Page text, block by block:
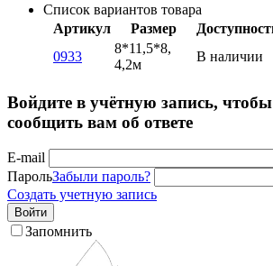
Список вариантов товара
Артикул
Размер
0933
8*11,5*8,
4,2м
В наличии
Войдите в учётную запись,
сообщить вам об ответе
E-mail
ПарольЗабыли пароль?
Создать учетную запись
Войти
Запомнить